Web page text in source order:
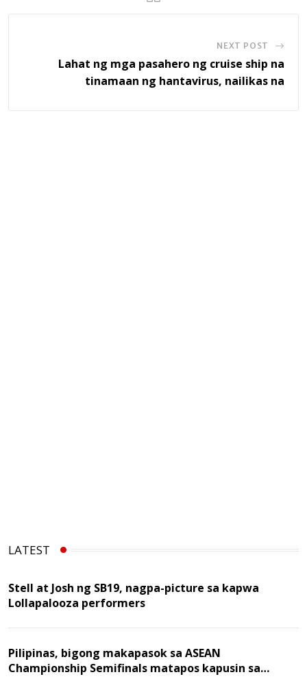
NEXT POST
Lahat ng mga pasahero ng cruise ship na
tinamaan ng hantavirus, nailikas na
LATEST
Stell at Josh ng SB19, nagpa-picture sa kapwa
Lollapalooza performers
Pilipinas, bigong makapasok sa ASEAN
Championship Semifinals matapos kapusin sa